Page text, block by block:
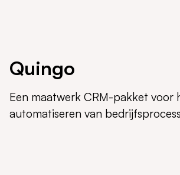
Quingo
Een maatwerk CRM-pakket voor
automatiseren van